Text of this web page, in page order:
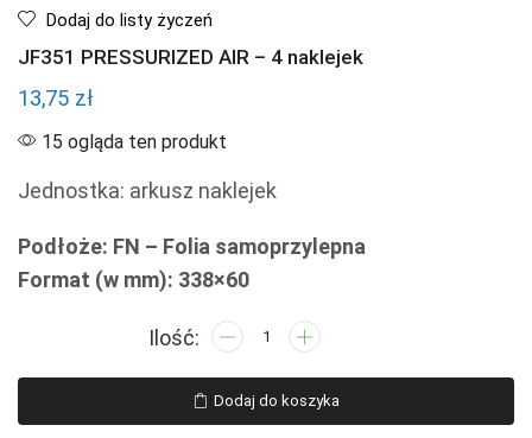
Dodaj do listy życzeń
JF351 PRESSURIZED AIR – 4 naklejek
13,75 zł
15 ogląda ten produkt
Jednostka: arkusz naklejek
Podłoże: FN – Folia samoprzylepna
Format (w mm): 338×60
ilość
PRESSURIZED
AIR
Dodaj do koszyka